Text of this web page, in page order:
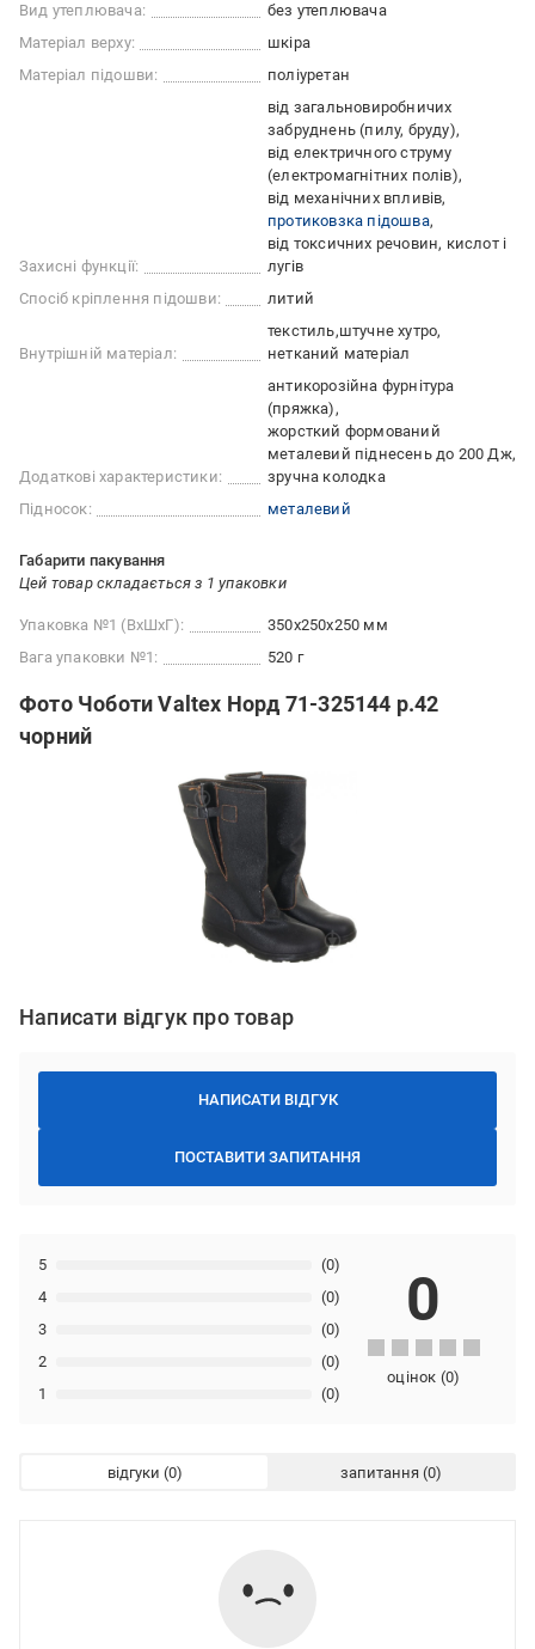
Вид утеплювача:
без утеплювача
Матеріал верху:
шкіра
Матеріал підошви:
поліуретан
Захисні функції:
від загальновиробничих
забруднень (пилу, бруду)
від електричного струму
(електромагнітних полів)
від механічних впливів
протиковзка підошва
від токсичних речовин, кислот і
лугів
Спосіб кріплення підошви:
литий
Внутрішній матеріал:
текстиль штучне хутро
нетканий матеріал
Додаткові характеристики:
антикорозійна фурнітура
(пряжка)
жорсткий формований
металевий піднесень до 200 Дж
зручна колодка
Підносок:
металевий
Габарити пакування
Цей товар складається з 1 упаковки
Упаковка №1 (ВхШхГ):
350x250x250 мм
Вага упаковки №1:
520 г
Фото Чоботи Valtex Норд 71-325144 р.42
чорний
Написати відгук про товар
НАПИСАТИ ВІДГУК
ПОСТАВИТИ ЗАПИТАННЯ
1 (0)
2 (0)
3 (0)
4 (0)
5 (0)
0
оцінок (0)
відгуки запитання